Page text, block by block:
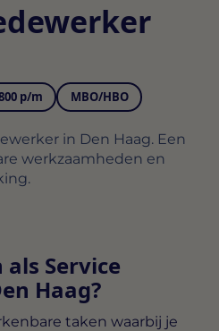
p/m MBO/HBO
in Den Haag. Een
werkzaamheden en
Service
Haag?
taken waarbij je